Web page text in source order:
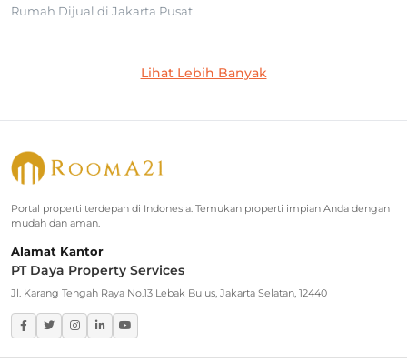
Rumah Dijual di Jakarta Pusat
Rumah Dijual di Jagakarsa
Rumah Dijual di Kebayoran Baru
Greater Jakarta
Rumah Dijual di Bekasi
Lihat Lebih Banyak
Portal properti terdepan di Indonesia. Temukan properti impian Anda dengan
mudah dan aman.
Alamat Kantor
PT Daya Property Services
Jl. Karang Tengah Raya No.13 Lebak Bulus, Jakarta Selatan, 12440